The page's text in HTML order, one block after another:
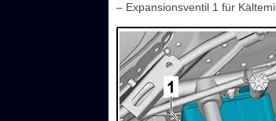
– Expansionsventil 1 für